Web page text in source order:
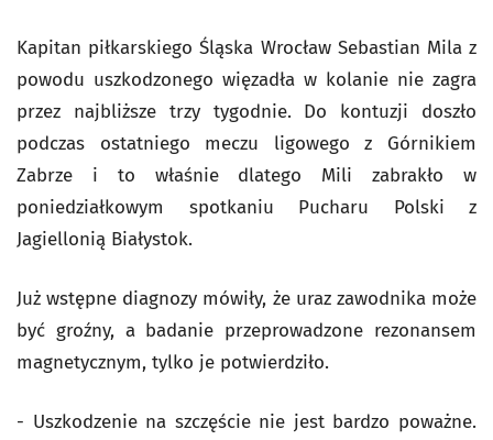
Kapitan piłkarskiego Śląska Wrocław Sebastian Mila z
powodu uszkodzonego więzadła w kolanie nie zagra
przez najbliższe trzy tygodnie. Do kontuzji doszło
podczas ostatniego meczu ligowego z Górnikiem
Zabrze i to właśnie dlatego Mili zabrakło w
poniedziałkowym spotkaniu Pucharu Polski z
Jagiellonią Białystok.
Już wstępne diagnozy mówiły, że uraz zawodnika może
być groźny, a badanie przeprowadzone rezonansem
magnetycznym, tylko je potwierdziło.
- Uszkodzenie na szczęście nie jest bardzo poważne.